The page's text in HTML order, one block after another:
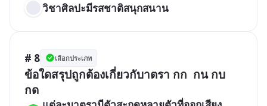
วิชาศิลปะมีรสชาติสนุกสนาน
# 8 เลือกประเภท
ข้อใดสรุปถูกต้องเกี่ยวกับาตรา กก  กน กบ
กด